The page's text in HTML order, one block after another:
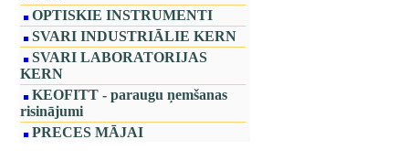
OPTISKIE INSTRUMENTI
SVARI INDUSTRIĀLIE KERN
SVARI LABORATORIJAS
KERN
KEOFITT - paraugu ņemšanas
risinājumi
PRECES MĀJAI